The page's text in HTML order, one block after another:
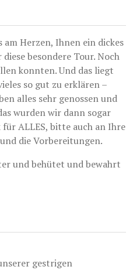
Herzen, Ihnen ein dickes
besondere Tour. Noch
konnten. Und das liegt
so gut zu erklären –
alles sehr genossen und
wurden wir dann sogar
ALLES, bitte auch an Ihre
die Vorbereitungen.
und behütet und bewahrt
gestrigen